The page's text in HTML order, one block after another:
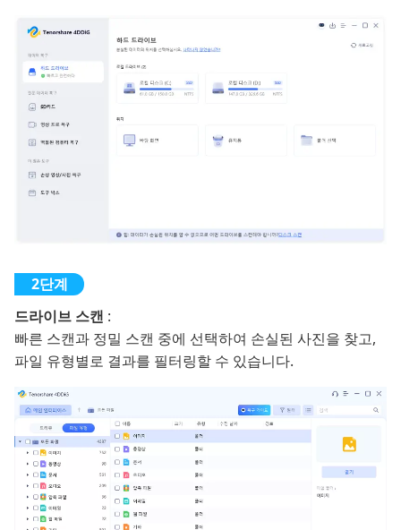
드라이브 스캔 :
빠른 스캔과 정밀 스캔 중에 선택하여 손실된 사진을 찾고,
파일 유형별로 결과를 필터링할 수 있습니다.